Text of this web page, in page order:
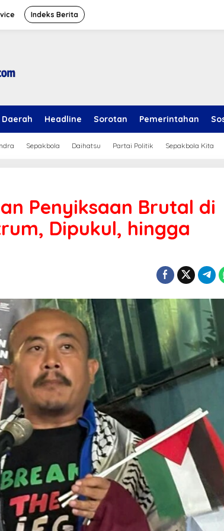
Indeks Berita
Daerah Headline Sorotan Pemerintahan
Sepakbola Daihatsu Partai Politik Sepakbola Kita
Penyiksaan Brutal di
Dipukul, hingga